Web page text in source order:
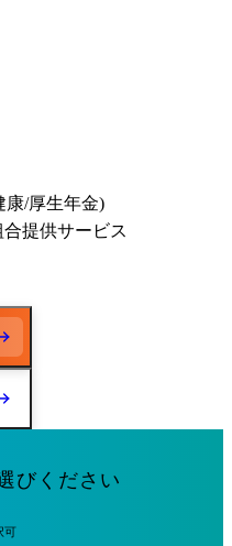
康/厚生年金)
提供サービス
びください
可